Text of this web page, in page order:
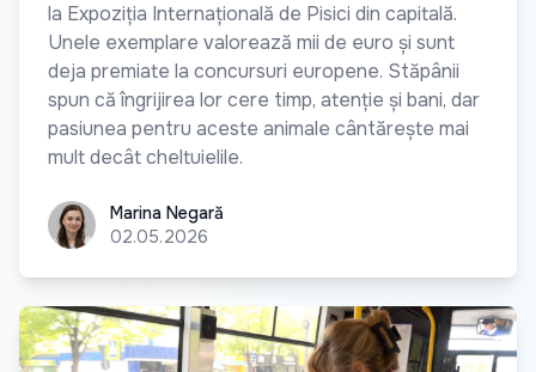
la Expoziția Internațională de Pisici din capitală.
Unele exemplare valorează mii de euro și sunt
deja premiate la concursuri europene. Stăpânii
spun că îngrijirea lor cere timp, atenție și bani, dar
pasiunea pentru aceste animale cântărește mai
mult decât cheltuielile.
Marina Negară
Marina Negară
02.05.2026